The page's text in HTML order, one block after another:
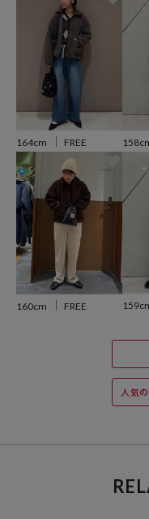
カジュアルにデイリー使
軽量でレイヤードもしやす
すめです。
※こちらの商品は、弊社管
のカラー表記と異なる記載
【サイト表記：タグ表記】
・オフホワイト：OFF
・ライトグレー：GRYG
・ブラック：BLK
・ブラウン：BRN
※掲載画像の商品の色味は
と色味が異なる場合がござ
異なる場合もございますの
※着用、お取り扱いの際は
ブランド説明
「アメリカの豊かさとワク
想いからスタート。1986
164cm FREE
160cm FREE
人気